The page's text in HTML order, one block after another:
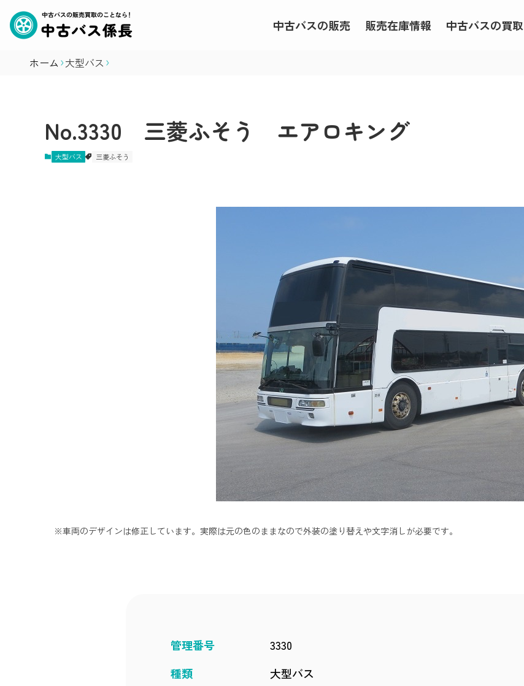
中古バスの販売 販売在庫情報 中古バスの買取
ホーム 大型バス
No.3330 三菱ふそう エアロキング
大型バス 三菱ふそう
※車両のデザインは修正しています。実際は元の色のままなので外装の塗り替えや文字消しが必要です。
管理番号
3330
種類
大型バス